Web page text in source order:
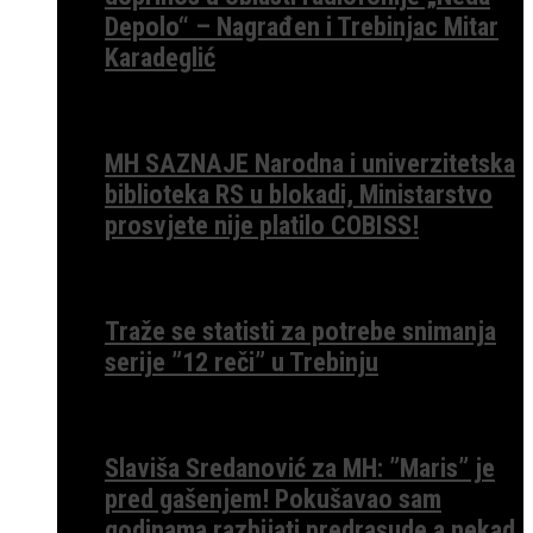
Depolo“ – Nagrađen i Trebinjac Mitar
Karadeglić
MH SAZNAJE Narodna i univerzitetska
biblioteka RS u blokadi, Ministarstvo
prosvjete nije platilo COBISS!
Traže se statisti za potrebe snimanja
serije ”12 reči” u Trebinju
Slaviša Sredanović za MH: ”Maris” je
pred gašenjem! Pokušavao sam